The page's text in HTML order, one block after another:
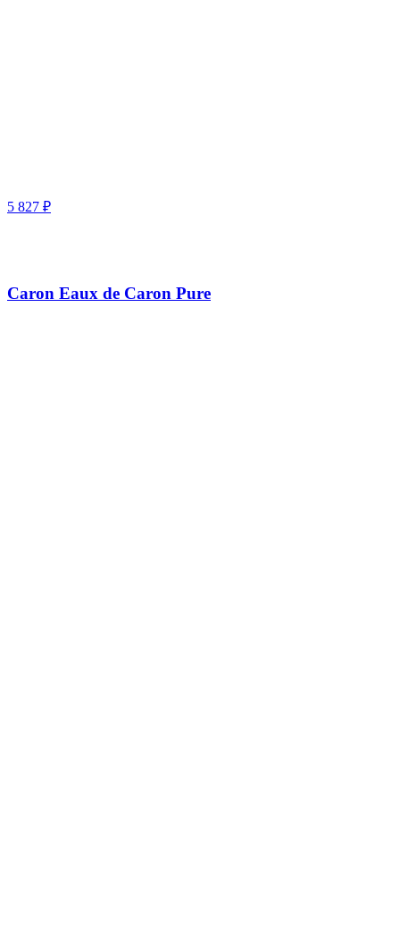
5 827 ₽
Caron Eaux de Caron Pure